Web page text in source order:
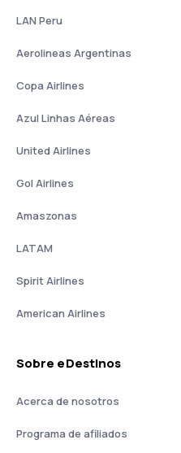
LAN Peru
Aerolineas Argentinas
Copa Airlines
Azul Linhas Aéreas
United Airlines
Gol Airlines
Amaszonas
LATAM
Spirit Airlines
American Airlines
Sobre eDestinos
Acerca de nosotros
Programa de afiliados